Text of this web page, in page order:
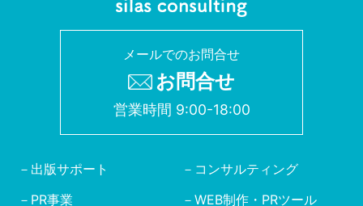
メールでのお問合せ
お問合せ
営業時間 9:00-18:00
出版サポート
コンサルティング
PR事業
WEB制作・PRツール